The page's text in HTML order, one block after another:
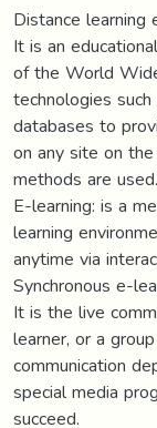
Distance learning
It is an
of the World
technologies
databases to
on any site on
methods are
E-learning: is a
learning
anytime via
Synchronous e-
It is the live
learner, or a
communication
special media
succeed.